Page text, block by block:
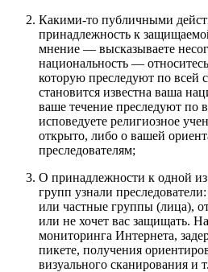
Какими-то публичными
принадлежность к
мнение — высказываете
национальность —
которую преследуют по всей
становится известна ваша
ваше течение преследуют по
исповедуете религиозное
открыто, либо о вашей
преследователям;
О принадлежности к одной
групп узнали
или частные группы (лица),
или не хочет вас защищать.
мониторинга Интернета,
пикете, получения
визуального сканирования и